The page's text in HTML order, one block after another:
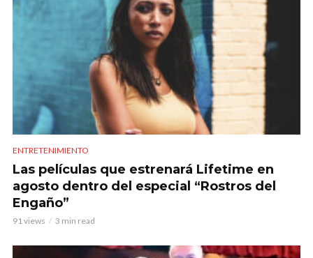
ENTRETENIMIENTO
Las películas que estrenará Lifetime en
agosto dentro del especial “Rostros del
Engaño”
91 views 3 min read